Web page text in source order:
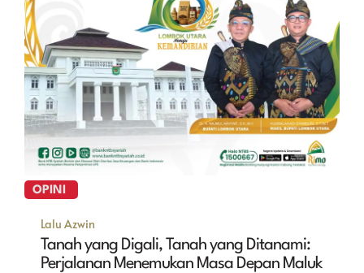
OPINI
Lalu Azwin
Tanah yang Digali, Tanah yang Ditanami:
Perjalanan Menemukan Masa Depan Maluk